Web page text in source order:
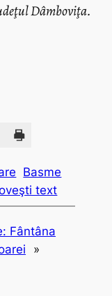
Dâmboviţa.
Basme
text
Fântâna
»